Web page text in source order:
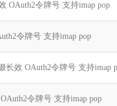
OAuth2令牌号 支持imap
令牌号 支持imap pop
长效 OAuth2令牌号 支持
OAuth2令牌号 支持imap pop